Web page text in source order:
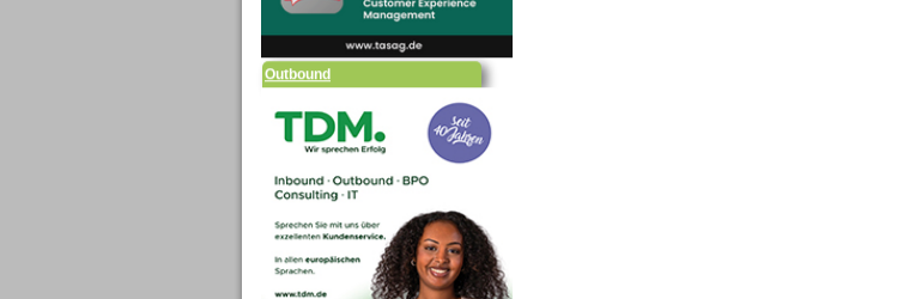
Outbound